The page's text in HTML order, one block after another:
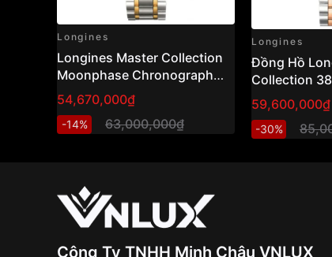
Longines
Longines Master Collection
Moonphase Chronograph
Gold Cap 38.5mm Ref:
L2.628.5.11.7 (L26285117) –
Swiss Made
54,670,000₫
-14% 63,000,000₫
Longines
Đồng Hồ
Collection
L2.755.5.99.7
59,600,000₫
-30%
Công Ty TNHH Minh Châu VNLUX